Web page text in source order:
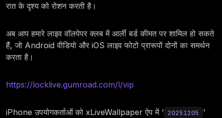
रात के दृश्य को रोशन करती है।
अब आप हमारे लाइव वॉलपेपर क्लब में आर्ली बर्ड कीमत पर शामिल हो सकते
हैं, जो Android वीडियो और iOS लाइव फोटो प्रारूपों दोनों का समर्थन
करता है।
https://locklive.gumroad.com/l/vip
iPhone उपयोगकर्ताओं को xLiveWallpaper ऐप में ‘ 20251205
’